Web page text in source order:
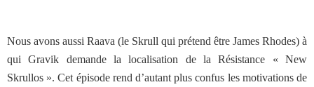
Nous avons aussi Raava (le Skrull qui prétend être James Rhodes) à
qui Gravik demande la localisation de la Résistance « New
Skrullos ». Cet épisode rend d’autant plus confus les motivations de